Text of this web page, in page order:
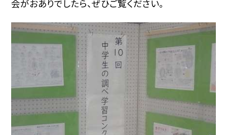
会がおありでしたら、ぜひご覧ください。